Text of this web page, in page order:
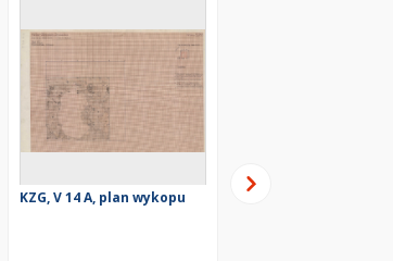
KZG, V 14 A, plan wykopu
KZG, V 14 A, plan